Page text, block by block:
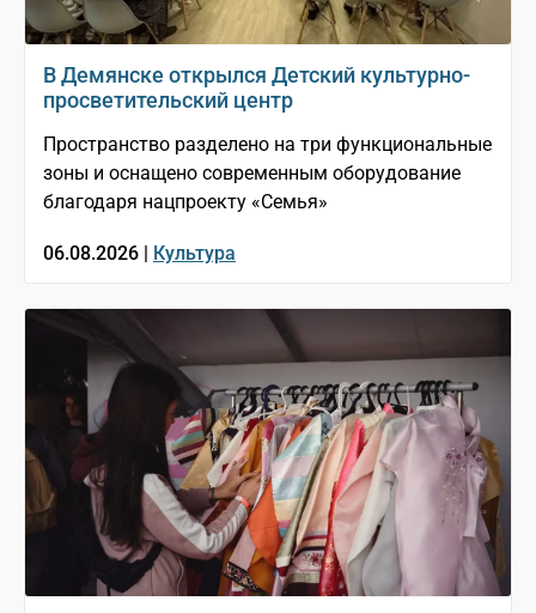
В Демянске открылся Детский культурно-
просветительский центр
Пространство разделено на три функциональные
зоны и оснащено современным оборудование
благодаря нацпроекту «Семья»
06.08.2026 | Культура